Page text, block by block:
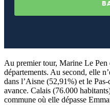
Au premier tour, Marine Le Pen
départements. Au second, elle
dans l’Aisne (52,91%) et le
avance. Calais (76.000
commune où elle dépasse